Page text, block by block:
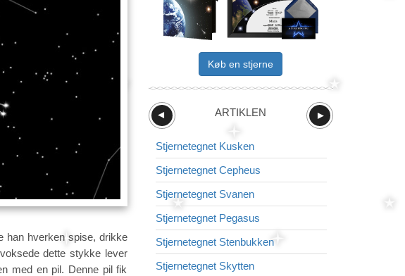
han hverken spise, drikke
dette stykke lever
med en pil. Denne pil fik
Køb en stjerne
ARTIKLEN ►
►
Stjernetegnet Kusken
Stjernetegnet Cepheus
Stjernetegnet Svanen
Stjernetegnet Pegasus
Stjernetegnet Stenbukken
Stjernetegnet Skytten